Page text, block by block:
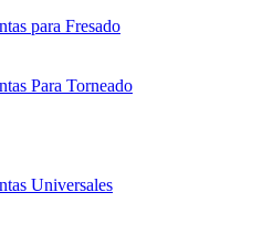
para Fresado
Para Torneado
Universales